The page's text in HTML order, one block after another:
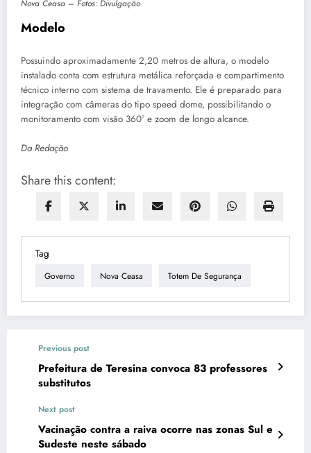
Nova Ceasa – Fotos: Divulgação
Modelo
Possuindo aproximadamente 2,20 metros de altura, o modelo
instalado conta com estrutura metálica reforçada e compartimento
técnico interno com sistema de travamento. Ele é preparado para
integração com câmeras do tipo speed dome, possibilitando o
monitoramento com visão 360° e zoom de longo alcance.
Da Redação
Share this content:
Tag
Governo Nova Ceasa Totem De Segurança
Previous post
Prefeitura de Teresina convoca 83 professores
substitutos
Next post
Vacinação contra a raiva ocorre nas zonas Sul e
Sudeste neste sábado